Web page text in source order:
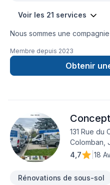
Voir les 21 services
Nous sommes une
comfort pour votre maison.
Membre depuis 2023
Obtenir
131 Rue du
Colomban,
4,7
18
Rénovations de sous-sol